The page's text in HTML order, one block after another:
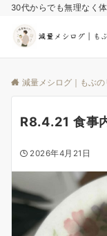
30代からでも無理なく
減量メシログ｜もぶ
R8.4.21 食事
2026年4月21日